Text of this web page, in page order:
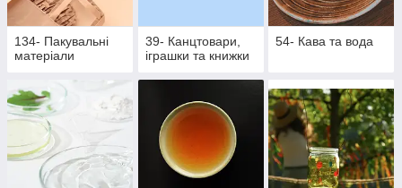
134- Пакувальні
матеріали
39- Канцтовари,
іграшки та книжки
54- Кава та вода